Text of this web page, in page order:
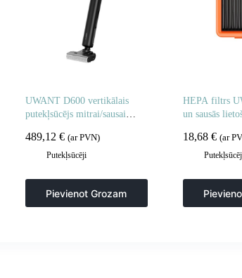
UWANT D600 vertikālais
putekļsūcējs mitrai/sausai
funkciju – melns
489,12 € (ar PVN)
Putekļsūcēji
Pievienot Grozam
HEPA filtrs
un sausās
18,68 € (ar